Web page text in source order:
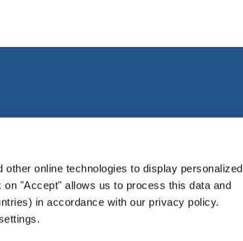
online technologies to display personalized
"Accept" allows us to process this data and
in accordance with our privacy policy.
Magdeburg